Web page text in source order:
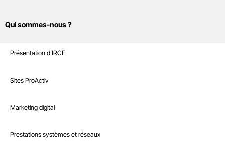
Qui sommes-nous ?
Présentation d’IRCF
Recrutement
Boutique
Sites Internet
Sites ProActiv
Interventions à la demande
Marketing digital
Marketing digital
Infrastructure
Prestations systèmes et réseaux